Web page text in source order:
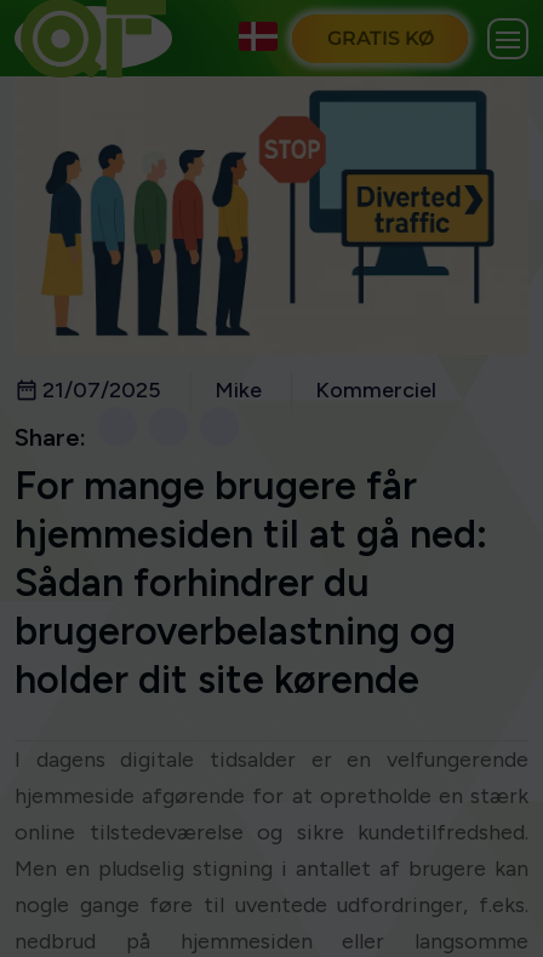
GRATIS KØ
21/07/2025 Mike Kommerciel
Share:
For mange brugere får
hjemmesiden til at gå ned:
Sådan forhindrer du
brugeroverbelastning og
holder dit site kørende
I dagens digitale tidsalder er en velfungerende
hjemmeside afgørende for at opretholde en stærk
online tilstedeværelse og sikre kundetilfredshed.
Men en pludselig stigning i antallet af brugere kan
nogle gange føre til uventede udfordringer, f.eks.
nedbrud på hjemmesiden eller langsomme